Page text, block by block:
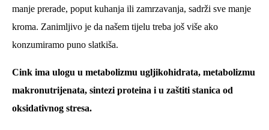
manje prerade, poput kuhanja ili zamrzavanja, sadrži sve manje
kroma. Zanimljivo je da našem tijelu treba još više ako
konzumiramo puno slatkiša.
Cink ima ulogu u metabolizmu ugljikohidrata, metabolizmu
makronutrijenata, sintezi proteina i u zaštiti stanica od
oksidativnog stresa.